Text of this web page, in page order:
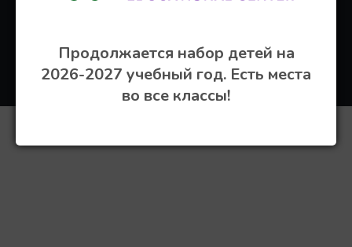
Начальная школа
Учебный центр
Цены
Продолжается набор детей на
2026-2027 учебный год. Есть места
во все классы!